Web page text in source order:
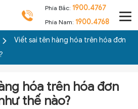
Phía Bắc: 1900.4767
Phía Nam: 1900.4768
Viết sai tên hàng hóa trên hóa đơn
hóa trên hóa đơn
thế nào?